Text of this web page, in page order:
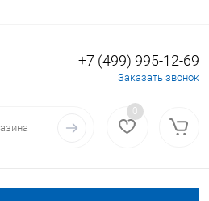
Вход Регистрация
+7 (499) 995-12-69
Заказать звонок
0